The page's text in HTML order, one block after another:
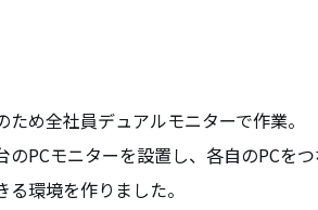
め全社員デュアルモニターで作業。
PCモニターを設置し、各自のPCを
環境を作りました。